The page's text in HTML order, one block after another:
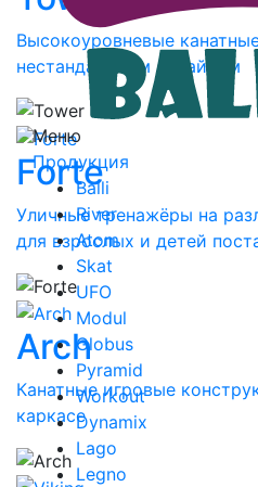
Меню
Продукция
Balli
River
Atom
Skat
UFO
Modul
Globus
Pyramid
Workout
Dynamix
Lago
Legno
Высокоуровневые
нестандартным дизайном
Forte
Уличные тренажёры на
для взрослых и детей
Arch
Канатные игровые
каркасе